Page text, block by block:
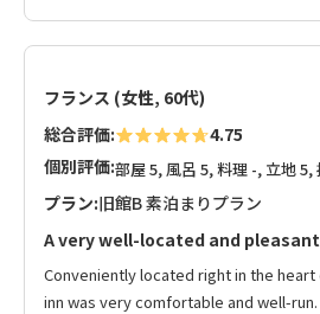
フランス (女性, 60代)
総合評価:
4.75
個別評価:部屋 5, 風呂 5, 料理 -, 立地 5,
プラン:旧館B 素泊まりプラン
A very well-located and
Conveniently located right in the heart
inn was very comfortable and well-